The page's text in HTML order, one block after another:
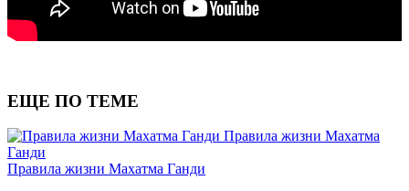
ЕЩЕ ПО ТЕМЕ
Правила жизни Махатма
Ганди
Правила жизни Махатма Ганди